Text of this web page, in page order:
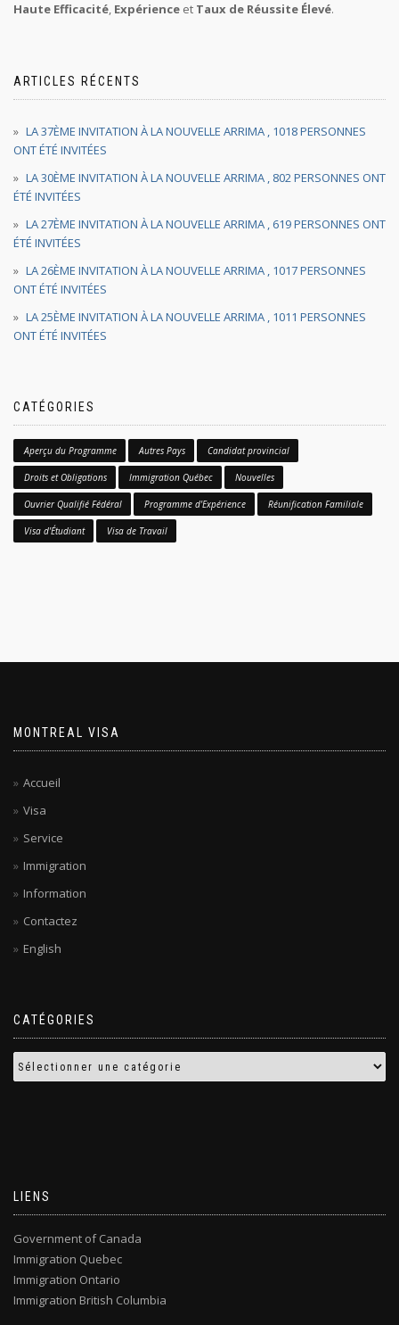
Haute Efficacité, Expérience et Taux de Réussite Élevé.
ARTICLES RÉCENTS
LA 37ÈME INVITATION À LA NOUVELLE ARRIMA , 1018 PERSONNES
ONT ÉTÉ INVITÉES
LA 30ÈME INVITATION À LA NOUVELLE ARRIMA , 802 PERSONNES ONT
ÉTÉ INVITÉES
LA 27ÈME INVITATION À LA NOUVELLE ARRIMA , 619 PERSONNES ONT
ÉTÉ INVITÉES
LA 26ÈME INVITATION À LA NOUVELLE ARRIMA , 1017 PERSONNES
ONT ÉTÉ INVITÉES
LA 25ÈME INVITATION À LA NOUVELLE ARRIMA , 1011 PERSONNES
ONT ÉTÉ INVITÉES
CATÉGORIES
Aperçu du Programme Autres Pays Candidat provincial
Droits et Obligations Immigration Québec Nouvelles
Ouvrier Qualifié Fédéral Programme d'Expérience Réunification Familiale
Visa d'Étudiant Visa de Travail
MONTREAL VISA
Accueil
Visa
Service
Immigration
Information
Contactez
English
CATÉGORIES
LIENS
Government of Canada
Immigration Quebec
Immigration Ontario
Immigration British Columbia